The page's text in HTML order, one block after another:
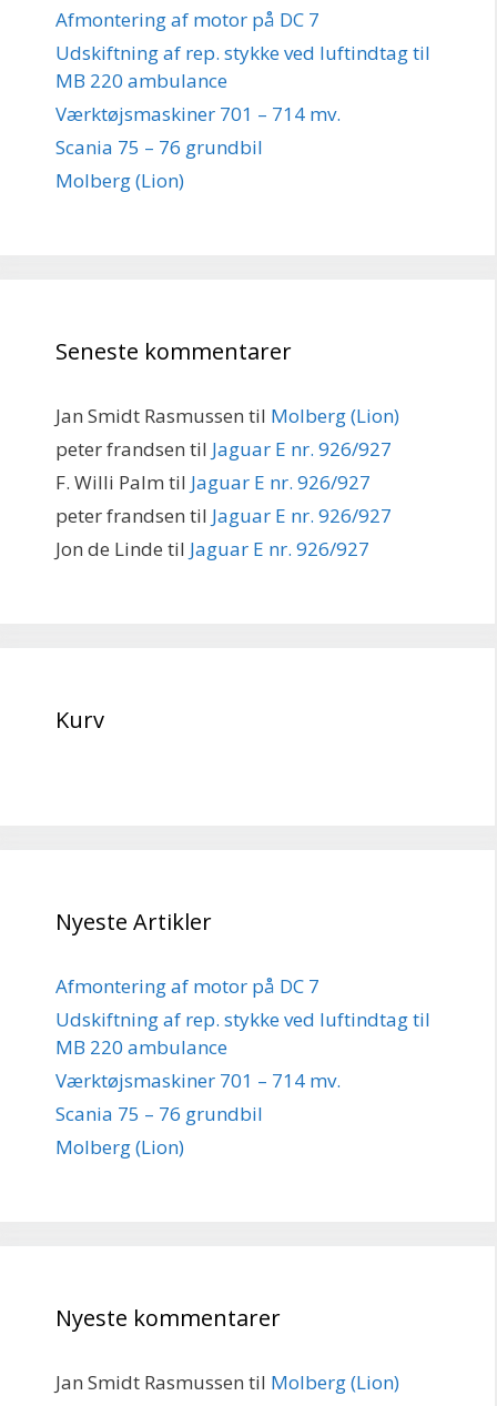
Afmontering af motor på DC 7
Udskiftning af rep. stykke ved luftindtag til
MB 220 ambulance
Værktøjsmaskiner 701 – 714 mv.
Scania 75 – 76 grundbil
Molberg (Lion)
Seneste kommentarer
Jan Smidt Rasmussen til Molberg (Lion)
peter frandsen til Jaguar E nr. 926/927
F. Willi Palm til Jaguar E nr. 926/927
peter frandsen til Jaguar E nr. 926/927
Jon de Linde til Jaguar E nr. 926/927
Kurv
Nyeste Artikler
Afmontering af motor på DC 7
Udskiftning af rep. stykke ved luftindtag til
MB 220 ambulance
Værktøjsmaskiner 701 – 714 mv.
Scania 75 – 76 grundbil
Molberg (Lion)
Nyeste kommentarer
Jan Smidt Rasmussen til Molberg (Lion)